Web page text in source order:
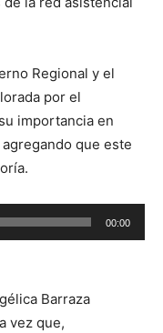
Regional y el
por el
importancia en
que este
00:00
Barraza
vez que,